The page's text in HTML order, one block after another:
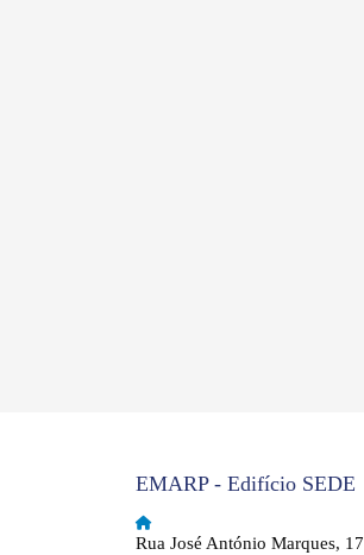
EMARP - Edifício SEDE
Rua José António Marques, 17